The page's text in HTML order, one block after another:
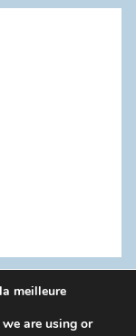
meilleure
are using or